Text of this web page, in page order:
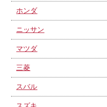
ホンダ
ニッサン
マツダ
三菱
スバル